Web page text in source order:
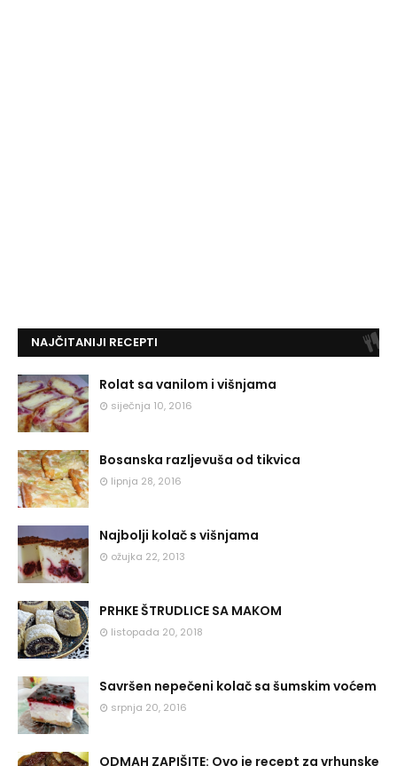
NAJČITANIJI RECEPTI
Rolat sa vanilom i višnjama
siječnja 10, 2016
Bosanska razljevuša od tikvica
lipnja 28, 2016
Najbolji kolač s višnjama
ožujka 22, 2013
PRHKE ŠTRUDLICE SA MAKOM
listopada 20, 2018
Savršen nepečeni kolač sa šumskim voćem
srpnja 20, 2016
ODMAH ZAPIŠITE: Ovo je recept za vrhunske